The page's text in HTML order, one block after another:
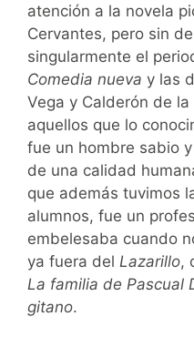
atención a la novela
Cervantes, pero sin
singularmente el
Comedia nueva y las
Vega y Calderón de
aquellos que lo
fue un hombre sabio
de una calidad
que además tuvimos
alumnos, fue un
embelesaba cuando
ya fuera del Lazarillo,
La familia de Pascual
gitano.